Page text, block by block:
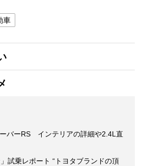
車
ーバーRS インテリアの詳細や2.4L直
試乗レポート “トヨタブランドの頂